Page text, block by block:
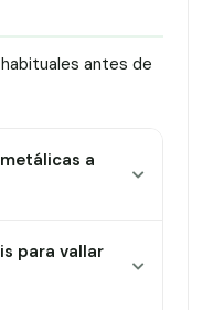
antes de
a
para vallar